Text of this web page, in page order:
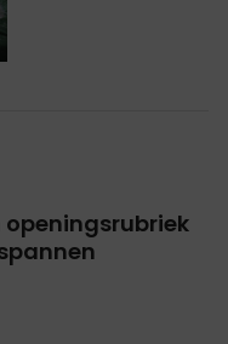
openingsrubriek